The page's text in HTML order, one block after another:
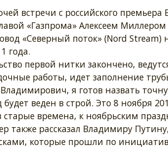
встречи с российского
«Газпрома» Алексеем Миллером
«Северный поток» (Nord Stream)
года.
первой нитки закончено,
работы, идет заполнение
я готов назвать
будет веден в строй. Это 8 ноября
старые времена, к ноябрьским
также рассказал Владимиру
которые прошли по